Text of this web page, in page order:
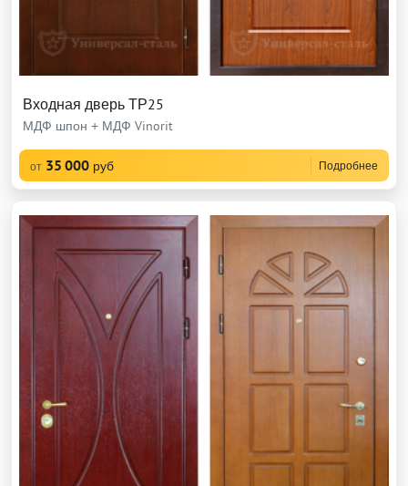
Входная дверь ТР25
МДФ шпон + МДФ Vinorit
от 35 000 руб Подробнее